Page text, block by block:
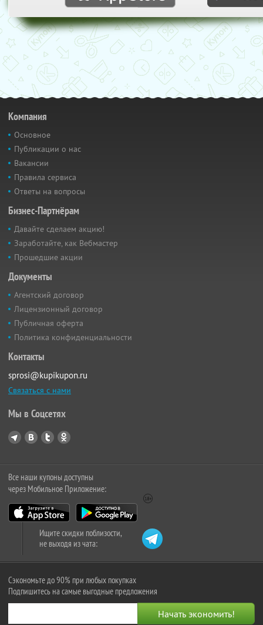
Компания
Основное
Публикации о нас
Вакансии
Правила сервиса
Ответы на вопросы
Бизнес-Партнёрам
Давайте сделаем акцию!
Заработайте, как Вебмастер
Прошедшие акции
Документы
Агентский договор
Лицензионный договор
Публичная оферта
Политика конфиденциальности
Контакты
sprosi@kupikupon.ru
Связаться с нами
Мы в Соцсетях
Все наши купоны доступны
через Мобильное Приложение:
Ищите скидки поблизости,
не выходя из чата:
Сэкономьте до 90% при любых покупках
Подпишитесь на самые выгодные предложения